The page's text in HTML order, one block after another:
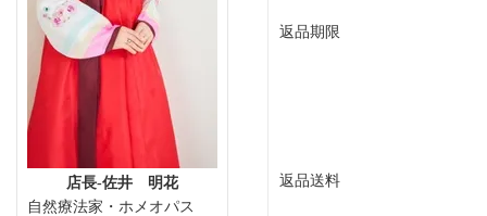
店長-佐井 明花
自然療法家・ホメオパス
返品期限
返品送料